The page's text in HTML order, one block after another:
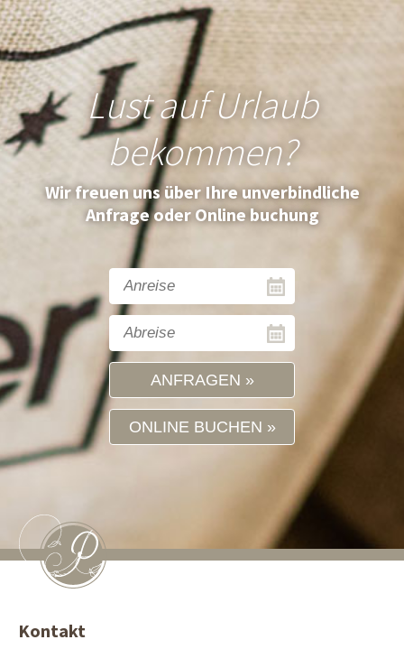
Lust auf Urlaub
bekommen?
Wir freuen uns über Ihre unverbindliche
Anfrage oder Online buchung
ANFRAGEN
ONLINE BUCHEN
Kontakt